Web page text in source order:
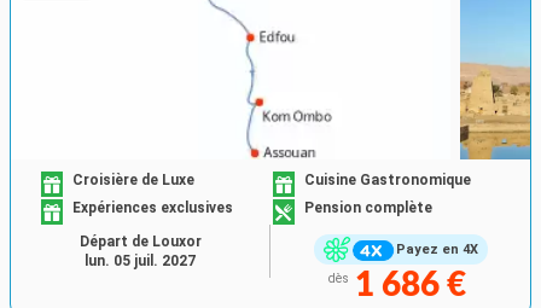
Payez en 4X
Croisière de Luxe
Cuisine Gastronomique
Expériences exclusives
Pension complète
dès 1 686 €
Départ de Louxor
lun. 05 juil. 2027